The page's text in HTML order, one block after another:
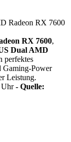
Radeon RX 7600
RX 7600,
Dual AMD
perfektes
Gaming-Power
Leistung.
Uhr- Quelle: